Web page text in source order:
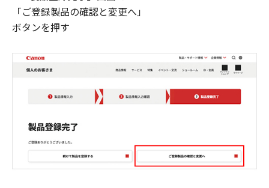
「ご登録製品の確認と変更へ」
ボタンを押す